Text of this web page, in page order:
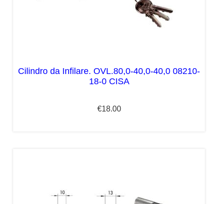
Cilindro da Infilare. OVL.80,0-40,0-40,0 08210-
18-0 CISA
€18.00